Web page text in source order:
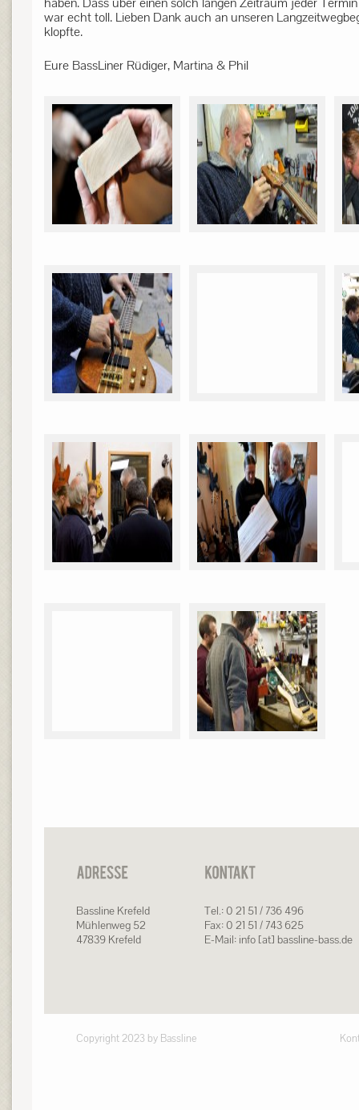
war echt toll. Lieben Dank auch an unseren
klopfte.
Eure BassLiner Rüdiger, Martina & Phil
Bassline Krefeld
Mühlenweg 52
47839 Krefeld
Tel.: 0 21 51 / 736 496
Fax: 0 21 51 / 743 625
E-Mail: info [at] bassline-bass.de
Copyright 2023 by Bassline